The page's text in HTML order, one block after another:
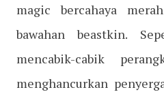
magic bercahaya
bawahan beastkin.
mencabik-cabik
menghancurkan